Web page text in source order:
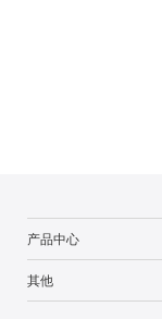
产品中心
其他